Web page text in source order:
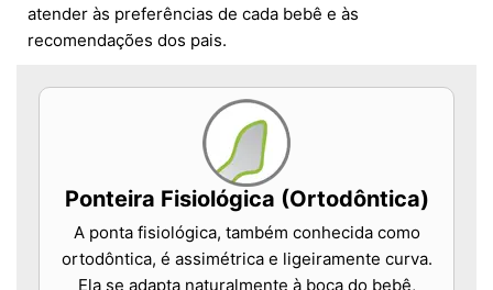
atender às preferências de cada bebê e às
recomendações dos pais.
Ponteira Fisiológica (Ortodôntica)
A ponta fisiológica, também conhecida como
ortodôntica, é assimétrica e ligeiramente curva.
Ela se adapta naturalmente à boca do bebê,